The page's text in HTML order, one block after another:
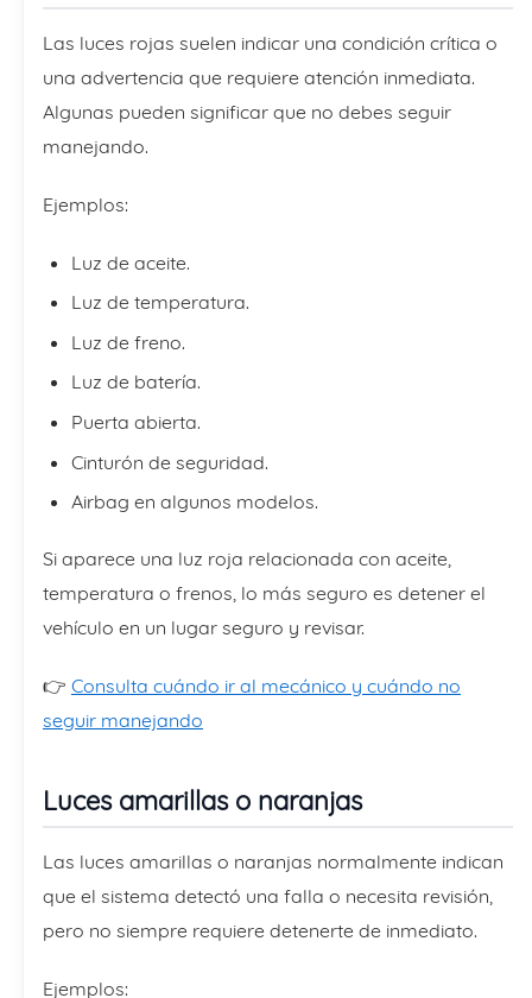
Las luces rojas suelen indicar una condición crítica o
una advertencia que requiere atención inmediata.
Algunas pueden significar que no debes seguir
manejando.
Ejemplos:
Luz de aceite.
Luz de temperatura.
Luz de freno.
Luz de batería.
Puerta abierta.
Cinturón de seguridad.
Airbag en algunos modelos.
Si aparece una luz roja relacionada con aceite,
temperatura o frenos, lo más seguro es detener el
vehículo en un lugar seguro y revisar.
👉 Consulta cuándo ir al mecánico y cuándo no
seguir manejando
Luces amarillas o naranjas
Las luces amarillas o naranjas normalmente indican
que el sistema detectó una falla o necesita revisión,
pero no siempre requiere detenerte de inmediato.
Ejemplos: